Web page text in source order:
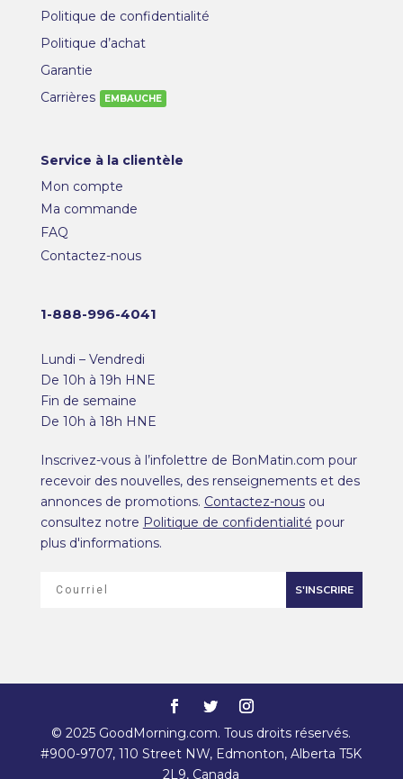
Politique de confidentialité
Politique d’achat
Garantie
Carrières
Service à la clientèle
Mon compte
Ma commande
FAQ
Contactez-nous
1-888-996-4041
Lundi – Vendredi
De 10h à 19h HNE
Fin de semaine
De 10h à 18h HNE
Inscrivez-vous à l’infolettre de BonMatin.com pour
recevoir des nouvelles, des renseignements et des
annonces de promotions. Contactez-nousou
consultez notre Politique de confidentialité pour
plus d'informations.
S'INSCRIRE
© 2025 GoodMorning.com. Tous droits réservés.
#900-9707, 110 Street NW, Edmonton, Alberta T5K
2L9, Canada